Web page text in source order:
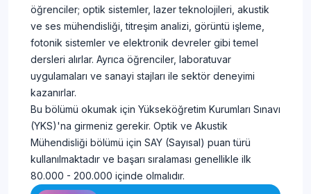
öğrenciler; optik sistemler, lazer teknolojileri, akustik
ve ses mühendisliği, titreşim analizi, görüntü işleme,
fotonik sistemler ve elektronik devreler gibi temel
dersleri alırlar. Ayrıca öğrenciler, laboratuvar
uygulamaları ve sanayi stajları ile sektör deneyimi
kazanırlar.
Bu bölümü okumak için Yükseköğretim Kurumları Sınavı
(YKS)'na girmeniz gerekir. Optik ve Akustik
Mühendisliği bölümü için SAY (Sayısal) puan türü
kullanılmaktadır ve başarı sıralaması genellikle ilk
80.000 - 200.000 içinde olmalıdır.